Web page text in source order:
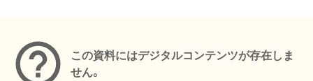
この資料にはデジタルコンテンツが存在しま
せん。